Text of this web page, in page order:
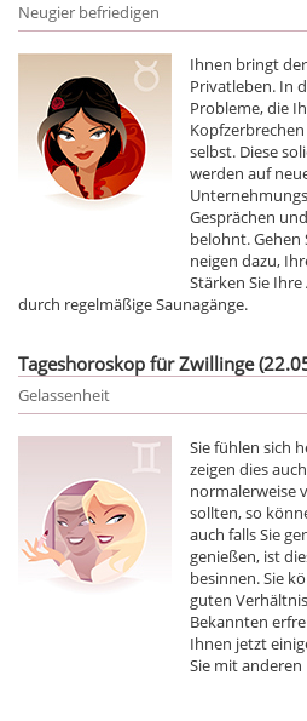
Neugier befriedigen
Ihnen bringt
Privatleben. In
Probleme, die
selbst. Diese
werden auf
Gesprächen
belohnt. Gehen
neigen dazu,
Stärken Sie
durch regelmäßige Saunagänge.
Tageshoroskop für Zwillinge
Gelassenheit
Sie fühlen sich
zeigen dies
normalerweise
sollten, so
auch falls Sie
genießen, ist
besinnen. Sie
guten
Bekannten
Ihnen jetzt
Sie mit